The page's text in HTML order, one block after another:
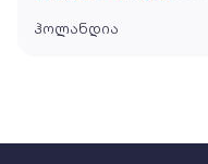
ჰოლანდია